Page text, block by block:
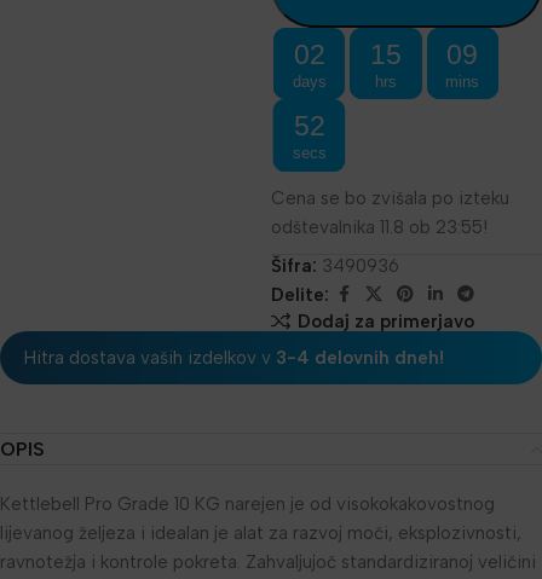
02
days
15
hrs
09
mins
52
secs
Cena se bo zvišala po izteku
odštevalnika 11.8 ob 23:55!
Šifra: 3490936
Delite:
Dodaj za primerjavo
Hitra dostava vaših izdelkov v 3-4 delovnih dneh!
OPIS
Kettlebell Pro Grade 10 KG narejen je od visokokakovostnog
lijevanog željeza i idealan je alat za razvoj moči, eksplozivnosti,
ravnotežja i kontrole pokreta. Zahvaljujoč standardiziranoj veličini